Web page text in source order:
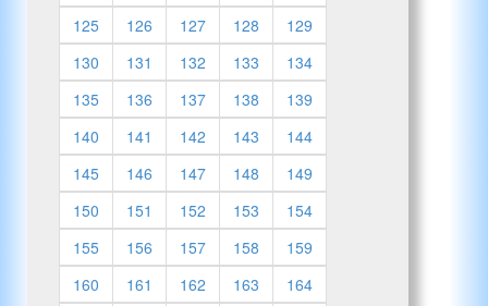
125
126 127 128
129
130
131 132 133
134
135
136 137 138
139
140
141 142 143
144
145
146 147 148
149
150
151 152 153
154
155
156 157 158
159
160
161 162 163
164